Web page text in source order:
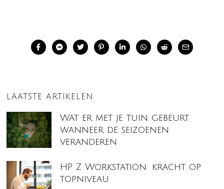
LAATSTE ARTIKELEN
Wat er met je tuin gebeurt
wanneer de seizoenen
veranderen
HP Z Workstation: kracht op
topniveau